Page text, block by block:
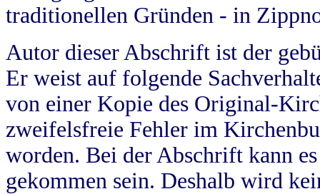
traditionellen Gründen - in
Autor dieser Abschrift ist der
Er weist auf folgende
von einer Kopie des Original-
zweifelsfreie Fehler im
worden. Bei der Abschrift kann
gekommen sein. Deshalb wird